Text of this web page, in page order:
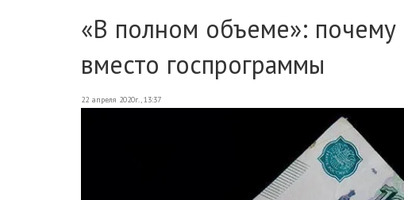
«В полном объеме»:
вместо госпрограммы
22 апреля 2020г., 13:37